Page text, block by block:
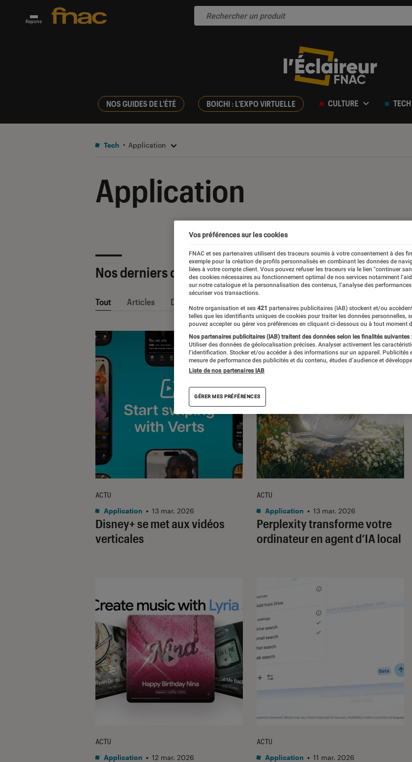
Rayons
NOS GUIDES DE L'ÉTÉ BOICHI : L'EXPO VIRTUELLE CULTURE TECH
Tech Application
Application
Nos derniers contenus
Tout Articles Dossiers
Disney+ se met aux vidéos
verticales
ACTU
Application • 13 mar. 2026
Perplexity transforme votre
ordinateur en agent d’IA local
ACTU
Application • 13 mar. 2026
ACTU
Application • 12 mar. 2026
ACTU
Application • 11 mar. 2026
Vos préférences sur les cookies
FNAC et ses partenaires utilisent des traceurs soumis à votre consentement à des
exemple pour la création de profils personnalisés en combinant les données de
liées à votre compte client. Vous pouvez refuser les traceurs via le lien "continuer
des cookies nécessaires au fonctionnement optimal de nos services notamment
sur notre catalogue et la personnalisation des contenus, l’analyse des
sécuriser vos transactions.
Notre organisation et ses 421 partenaires publicitaires (IAB) stockent et/ou
telles que les identifiants uniques de cookies pour traiter les données personnelles,
pouvez accepter ou gérer vos préférences en cliquant ci-dessous ou à tout moment
Nos partenaires publicitaires (IAB) traitent des données selon les finalités suivantes :
Utiliser des données de géolocalisation précises. Analyser activement les
l’identification. Stocker et/ou accéder à des informations sur un appareil. Publicités
mesure de performance des publicités et du contenu, études d’audience et
Liste de nos partenaires IAB
GÉRER MES PRÉFÉRENCES